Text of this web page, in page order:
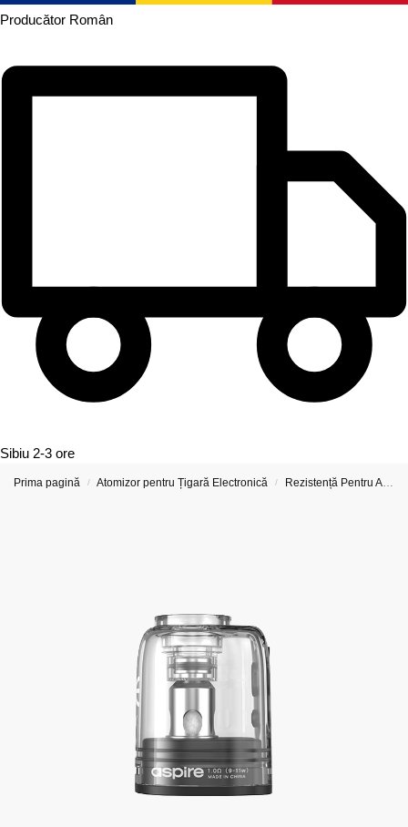
Producător Român
Sibiu 2-3 ore
Prima pagină / Atomizor pentru Țigară Electronică / Rezistență Pentru Atomizor De Țigară Electronică